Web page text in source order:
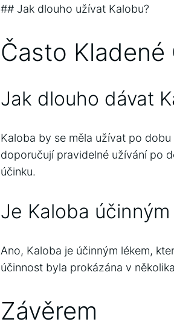
## Jak dlouho užívat Kalobu?
Často Kladené
Jak dlouho dávat
Kaloba by se měla užívat po
doporučují pravidelné užívání po
účinku.
Je Kaloba
Ano, Kaloba je účinným lékem,
účinnost byla prokázána v
Závěrem